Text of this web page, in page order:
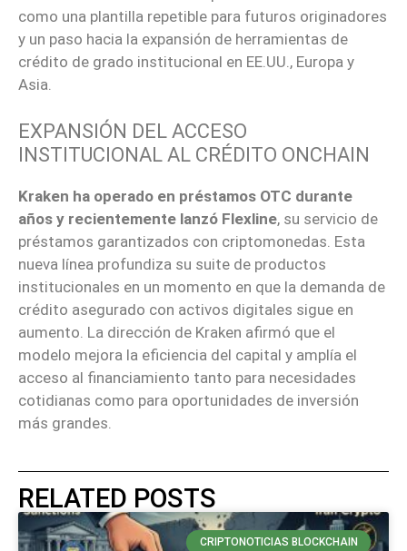
como una plantilla repetible para futuros originadores
y un paso hacia la expansión de herramientas de
crédito de grado institucional en EE.UU., Europa y
Asia.
EXPANSIÓN DEL ACCESO
INSTITUCIONAL AL CRÉDITO ONCHAIN
Kraken ha operado en préstamos OTC durante
años y recientemente lanzó Flexline, su servicio de
préstamos garantizados con criptomonedas. Esta
nueva línea profundiza su suite de productos
institucionales en un momento en que la demanda de
crédito asegurado con activos digitales sigue en
aumento. La dirección de Kraken afirmó que el
modelo mejora la eficiencia del capital y amplía el
acceso al financiamiento tanto para necesidades
cotidianas como para oportunidades de inversión
más grandes.
RELATED POSTS
CRIPTONOTICIAS BLOCKCHAIN